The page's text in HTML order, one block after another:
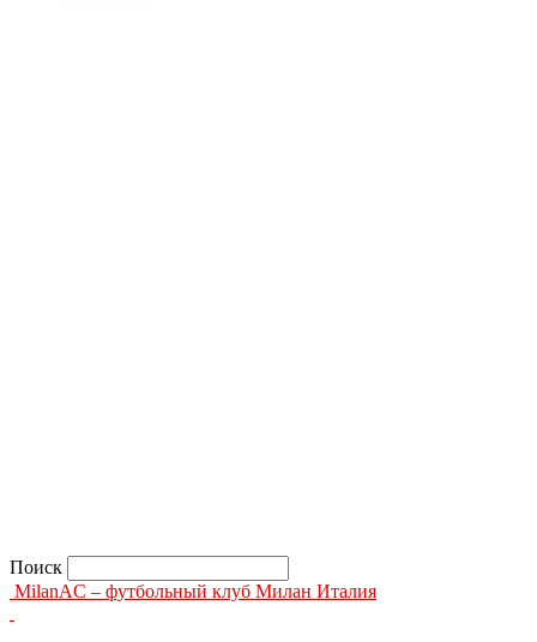
Поиск
MilanAC – футбольный клуб Милан Италия